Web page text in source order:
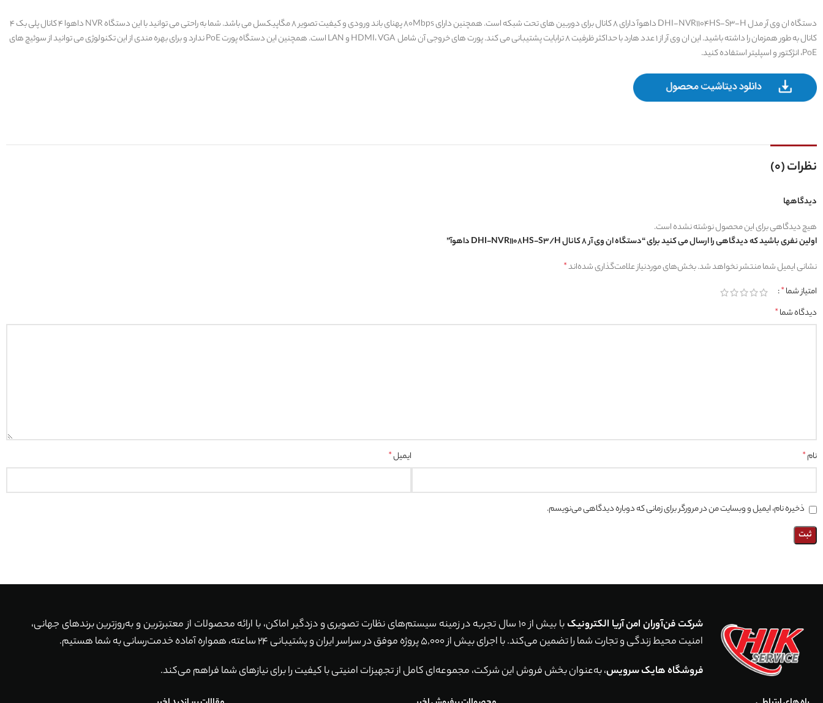
دستگاه ان وی آر مدل DHI-NVR1104HS-S3-H داهوآ دارای 8 کانال برای دوربین های تحت شبکه است. همچنین دارای 80Mbps پهنای باند ورودی و کیفیت تصویر 8 مگاپیکسل می باشد. شما به راحتی می توانید با این دستگاه NVR داهوا 4 کانال پلی بک 4
کانال به طور همزمان را داشته باشید. این ان وی آر از 1 عدد هارد با حداکثر ظرفیت 8 ترابایت پشتیبانی می کند. پورت های خروجی آن شامل HDMI، VGA و LAN است. همچنین این دستگاه پورت PoE ندارد و برای بهره مندی از این تکنولوژی می توانید از سوئیچ های
PoE، انژکتور و اسپلیتر استفاده کنید.
نظرات (0)
دیدگاهها
هیچ دیدگاهی برای این محصول نوشته نشده است.
اولین نفری باشید که دیدگاهی را ارسال می کنید برای “دستگاه ان وی آر 8 کانال DHI-NVR1108HS-S3/H داهوآ”
نشانی ایمیل شما منتشر نخواهد شد.بخش‌های موردنیاز علامت‌گذاری شده‌اند*
امتیاز شما*
دیدگاه شما*
نام* ایمیل*
ذخیره نام، ایمیل و وبسایت من در مرورگر برای زمانی که دوباره دیدگاهی می‌نویسم.
شرکت فن‌آوران امن آریا الکترونیک
با بیش از 10 سال تجربه در زمینه سیستم‌های نظارت تصویری و دزدگیر اماکن، با ارائه محصولات از معتبرترین و به‌روزترین برندهای جهانی،
امنیت محیط زندگی و تجارت شما را تضمین می‌کند. با اجرای بیش از 5,000 پروژه موفق در سراسر ایران و پشتیبانی 24 ساعته، همواره آماده خدمت‌رسانی به شما هستیم.
فروشگاه هایک سرویس، به‌عنوان بخش فروش این شرکت، مجموعه‌ای کامل از تجهیزات امنیتی با کیفیت را برای نیازهای شما فراهم می‌کند.